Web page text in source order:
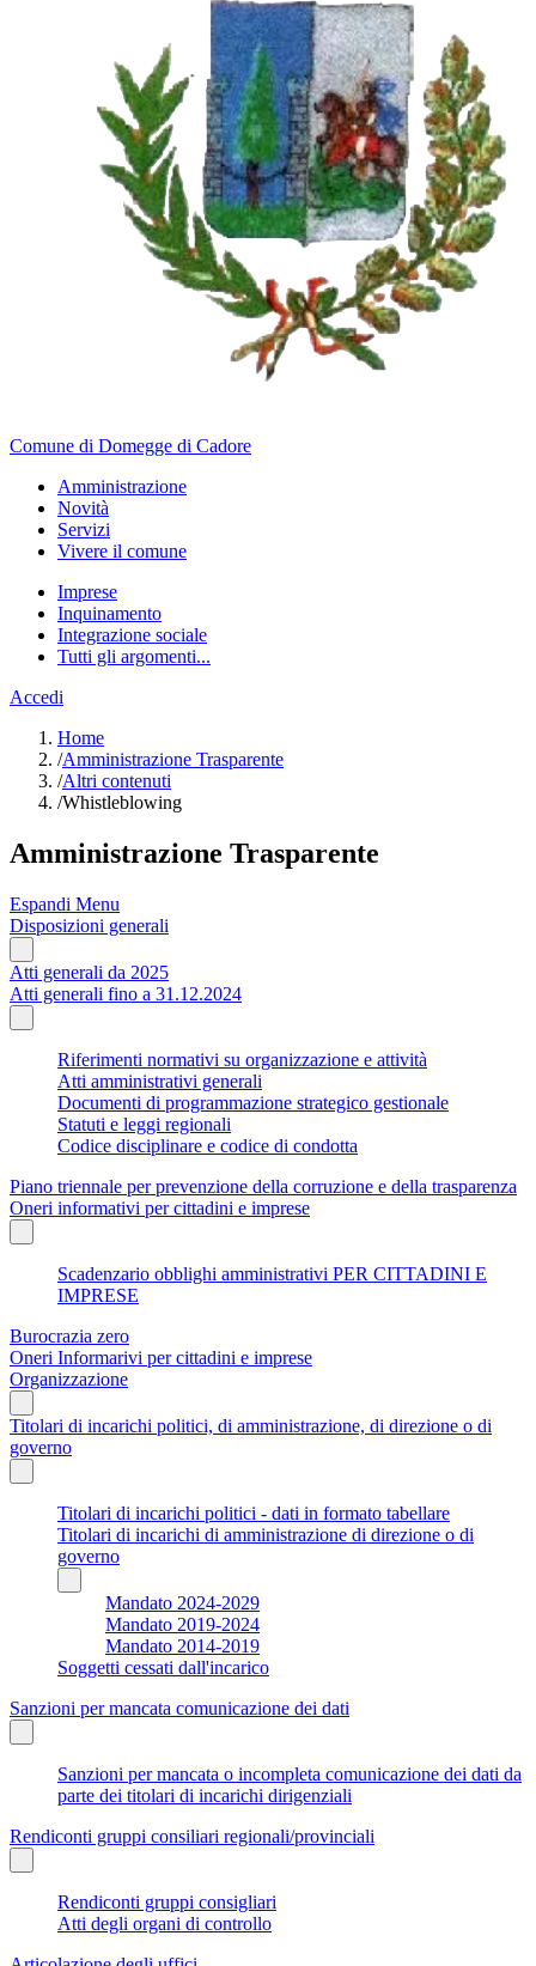
Comune di Domegge di Cadore
Amministrazione
Novità
Servizi
Vivere il comune
Imprese
Inquinamento
Integrazione sociale
Tutti gli argomenti...
Accedi
Home
/Amministrazione Trasparente
/Altri contenuti
/Whistleblowing
Amministrazione Trasparente
Espandi Menu
Disposizioni generali
Atti generali da 2025
Atti generali fino a 31.12.2024
Riferimenti normativi su organizzazione e attività
Atti amministrativi generali
Documenti di programmazione strategico gestionale
Statuti e leggi regionali
Codice disciplinare e codice di condotta
Piano triennale per prevenzione della corruzione e della trasparenza
Oneri informativi per cittadini e imprese
Scadenzario obblighi amministrativi PER CITTADINI E
IMPRESE
Burocrazia zero
Oneri Informarivi per cittadini e imprese
Organizzazione
Titolari di incarichi politici, di amministrazione, di direzione o di
governo
Titolari di incarichi politici - dati in formato tabellare
Titolari di incarichi di amministrazione di direzione o di
governo
Mandato 2024-2029
Mandato 2019-2024
Mandato 2014-2019
Soggetti cessati dall'incarico
Sanzioni per mancata comunicazione dei dati
Sanzioni per mancata o incompleta comunicazione dei dati da
parte dei titolari di incarichi dirigenziali
Rendiconti gruppi consiliari regionali/provinciali
Rendiconti gruppi consigliari
Atti degli organi di controllo